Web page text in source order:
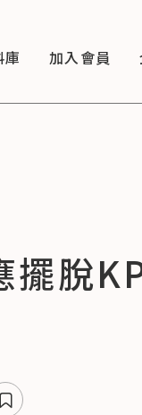
庫 加入會員
脫